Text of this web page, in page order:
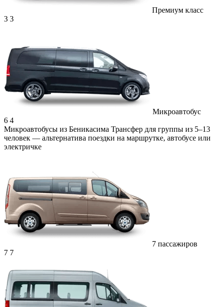
Премиум класс
3 3
Микроавтобус
6 4
Микроавтобусы из Беникасима Трансфер для группы из 5–13
человек — альтернатива поездки на маршрутке, автобусе или
электричке
7 пассажиров
7 7